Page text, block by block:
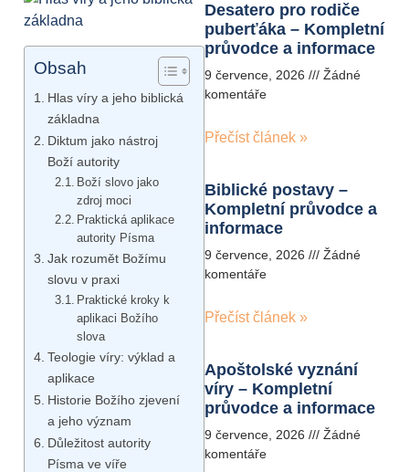
Obsah
Hlas víry a jeho biblická
základna
Diktum jako nástroj
Boží autority
Boží slovo jako
zdroj moci
Praktická aplikace
autority Písma
Jak rozumět Božímu
slovu v praxi
Praktické kroky k
aplikaci Božího
slova
Teologie víry: výklad a
aplikace
Historie Božího zjevení
a jeho význam
Důležitost autority
Písma ve víře
Desatero pro rodiče
puberťáka – Kompletní
průvodce a informace
9 července, 2026
Žádné
komentáře
Přečíst článek »
Biblické postavy –
Kompletní průvodce a
informace
9 července, 2026
Žádné
komentáře
Přečíst článek »
Apoštolské vyznání
víry – Kompletní
průvodce a informace
9 července, 2026
Žádné
komentáře